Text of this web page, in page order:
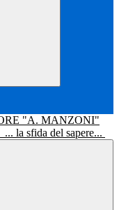
... la sfida del sapere...